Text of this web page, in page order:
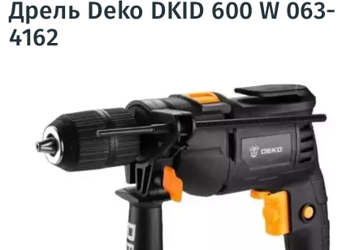
Дрель Deko DKID 600 W 063-
4162